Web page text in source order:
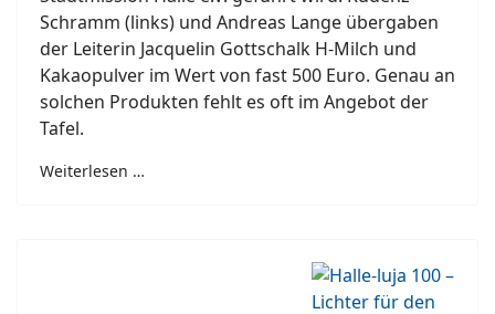
Schramm (links) und Andreas Lange übergaben
der Leiterin Jacquelin Gottschalk H-Milch und
Kakaopulver im Wert von fast 500 Euro. Genau an
solchen Produkten fehlt es oft im Angebot der
Tafel.
Weiterlesen …